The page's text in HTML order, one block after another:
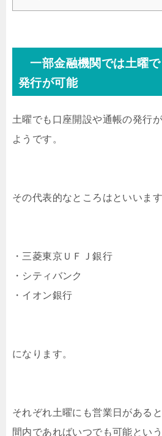
一部金融機関では土曜
発行が可能
土曜でも口座開設や通帳の発行
ようです。
その代表的なところはといいま
・三菱東京ＵＦＪ銀行
・シティバンク
・イオン銀行
になります。
それぞれ土曜にも営業日がある
間内であればいつでも可能とい